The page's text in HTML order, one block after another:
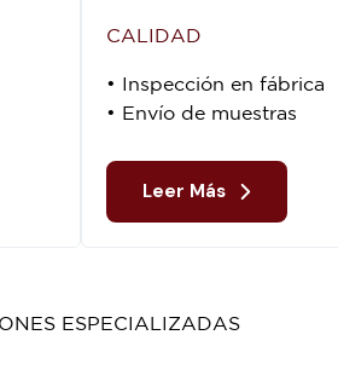
CALIDAD
• Inspección en fábrica
• Envío de muestras
Leer Más
ESPECIALIZADAS